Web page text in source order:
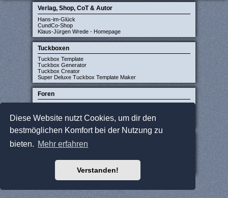
Diese Website nutzt Cookies, um dir den
bestmöglichen Komfort bei der Nutzung zu
bieten. Mehr erfahren
Verstanden!
Verlag, Shop, CoT & Autor
Hans-im-Glück
CundCo-Shop
Klaus-Jürgen Wrede - Homepage
Tuckboxen
Tuckbox Template
Tuckbox Generator
Tuckbox Creator
Super Deluxe Tuckbox Template Maker
Foren
Carcassonne-Forum (deutsch)
Carcassonne Latvija (lettisch)
Carcassonne CZ (tschechisch)
Sonstige Seiten
WikiCarpedia
BoardGameGeek